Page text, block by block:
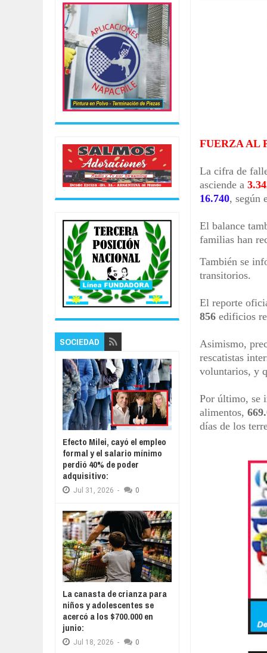
MATÓ A SU NOVIO DE UNA
Aug
HAY PARO EN LOS PUERTOS DE
Aug
FACUNDO MOYANO QUEDÓ
Aug
RESUMEN DEL PARTIDO,
Aug
Aug 2026FUERZA AL
La cifra de
asciende a
16.740, según
El balance
familias han
También se
transitorios.
El reporte
856 edificios
Asimismo,
rescatistas
voluntarios, y
Por último, se
alimentos,
días de los
SOCIEDAD
Efecto Milei, cayó el empleo
formal y el salario mínimo
perdió 40% de poder
adquisitivo:
Jul 31, 2026 - 0
La canasta de crianza para
niños y adolescentes se
acercó a los $700.000 en
junio:
Jul 18, 2026 - 0